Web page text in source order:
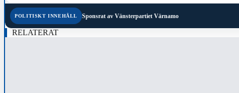
POLITISKT INNEHÅLL Sponsrat av Vänsterpartiet Värnamo
RELATERAT